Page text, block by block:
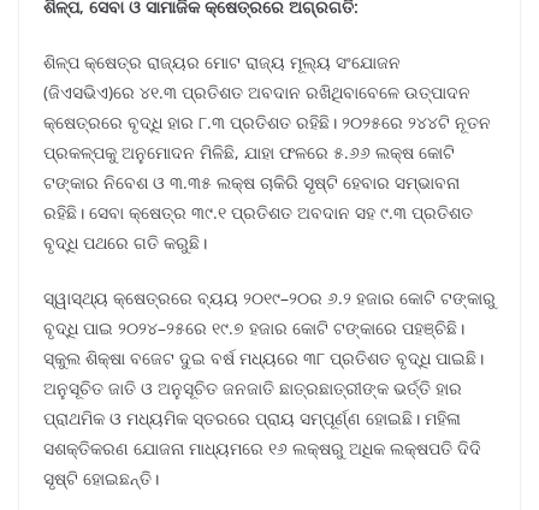
ଶିଳ୍ପ, ସେବା ଓ ସାମାଜିକ କ୍ଷେତ୍ରରେ ଅଗ୍ରଗତି:
ଶିଳ୍ପ କ୍ଷେତ୍ର ରାଜ୍ୟର ମୋଟ ରାଜ୍ୟ ମୂଲ୍ୟ ସଂଯୋଜନ
(ଜିଏସଭିଏ)ରେ ୪୧.୩ ପ୍ରତିଶତ ଅବଦାନ ରଖିଥିବାବେଳେ ଉତ୍ପାଦନ
କ୍ଷେତ୍ରରେ ବୃଦ୍ଧି ହାର ୮.୩ ପ୍ରତିଶତ ରହିଛି। ୨୦୨୫ରେ ୨୪୪ଟି ନୂତନ
ପ୍ରକଳ୍ପକୁ ଅନୁମୋଦନ ମିଳିଛି, ଯାହା ଫଳରେ ୫.୬୬ ଲକ୍ଷ କୋଟି
ଟଙ୍କାର ନିବେଶ ଓ ୩.୩୫ ଲକ୍ଷ ଚାକିରି ସୃଷ୍ଟି ହେବାର ସମ୍ଭାବନା
ରହିଛି। ସେବା କ୍ଷେତ୍ର ୩୯.୧ ପ୍ରତିଶତ ଅବଦାନ ସହ ୯.୩ ପ୍ରତିଶତ
ବୃଦ୍ଧି ପଥରେ ଗତି କରୁଛି।
ସ୍ୱାସ୍ଥ୍ୟ କ୍ଷେତ୍ରରେ ବ୍ୟୟ ୨୦୧୯–୨୦ର ୬.୨ ହଜାର କୋଟି ଟଙ୍କାରୁ
ବୃଦ୍ଧି ପାଇ ୨୦୨୪–୨୫ରେ ୧୯.୭ ହଜାର କୋଟି ଟଙ୍କାରେ ପହଞ୍ଚିଛି।
ସ୍କୁଲ ଶିକ୍ଷା ବଜେଟ ଦୁଇ ବର୍ଷ ମଧ୍ୟରେ ୩୮ ପ୍ରତିଶତ ବୃଦ୍ଧି ପାଇଛି।
ଅନୁସୂଚିତ ଜାତି ଓ ଅନୁସୂଚିତ ଜନଜାତି ଛାତ୍ରଛାତ୍ରୀଙ୍କ ଭର୍ତ୍ତି ହାର
ପ୍ରାଥମିକ ଓ ମଧ୍ୟମିକ ସ୍ତରରେ ପ୍ରାୟ ସମ୍ପୂର୍ଣ୍ଣ ହୋଇଛି। ମହିଳା
ସଶକ୍ତିକରଣ ଯୋଜନା ମାଧ୍ୟମରେ ୧୬ ଲକ୍ଷରୁ ଅଧିକ ଲକ୍ଷପତି ଦିଦି
ସୃଷ୍ଟି ହୋଇଛନ୍ତି।